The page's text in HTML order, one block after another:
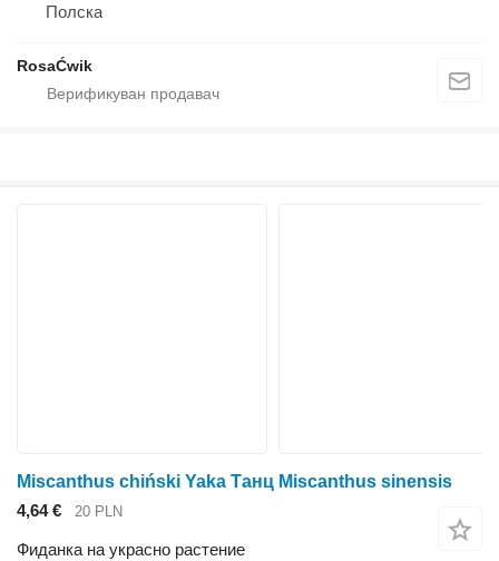
Полска
RosaĆwik
Miscanthus chiński Yaka Танц Miscanthus sinensis
4,64 €
20 PLN
Фиданка на украсно растение